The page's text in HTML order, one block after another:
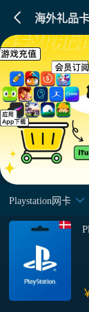
海外礼品卡
Playstation网卡